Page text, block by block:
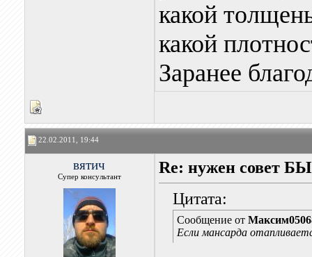
какой
какой
Заранее
22.02.2011, 19:44
вятич
Супер консультант
Re: нужен совет
Цитата:
Сообщение от
Если мансарда